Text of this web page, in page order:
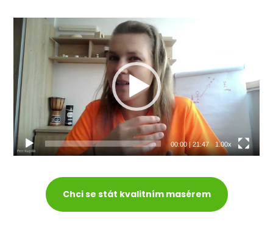
Video
přehrávač
00:00|21:47 1.00x
Chci se stát kvalitním masérem